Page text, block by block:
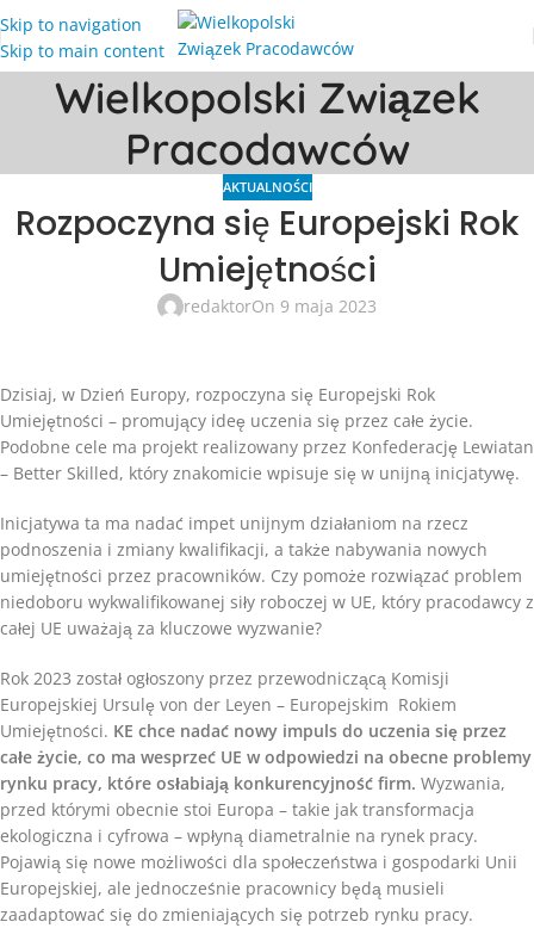
Skip to navigation
Skip to main content
Wielkopolski Związek
Pracodawców
AKTUALNOŚCI
Rozpoczyna się Europejski Rok
Umiejętności
redaktorOn 9 maja 2023
Dzisiaj, w Dzień Europy, rozpoczyna się Europejski Rok
Umiejętności – promujący ideę uczenia się przez całe życie.
Podobne cele ma projekt realizowany przez Konfederację Lewiatan
– Better Skilled, który znakomicie wpisuje się w unijną inicjatywę.
Inicjatywa ta ma nadać impet unijnym działaniom na rzecz
podnoszenia i zmiany kwalifikacji, a także nabywania nowych
umiejętności przez pracowników. Czy pomoże rozwiązać problem
niedoboru wykwalifikowanej siły roboczej w UE, który pracodawcy z
całej UE uważają za kluczowe wyzwanie?
Rok 2023 został ogłoszony przez przewodniczącą Komisji
Europejskiej Ursulę von der Leyen – Europejskim Rokiem
Umiejętności. KE chce nadać nowy impuls do uczenia się przez
całe życie, co ma wesprzeć UE w odpowiedzi na obecne problemy
rynku pracy, które osłabiają konkurencyjność firm. Wyzwania,
przed którymi obecnie stoi Europa – takie jak transformacja
ekologiczna i cyfrowa – wpłyną diametralnie na rynek pracy.
Pojawią się nowe możliwości dla społeczeństwa i gospodarki Unii
Europejskiej, ale jednocześnie pracownicy będą musieli
zaadaptować się do zmieniających się potrzeb rynku pracy.